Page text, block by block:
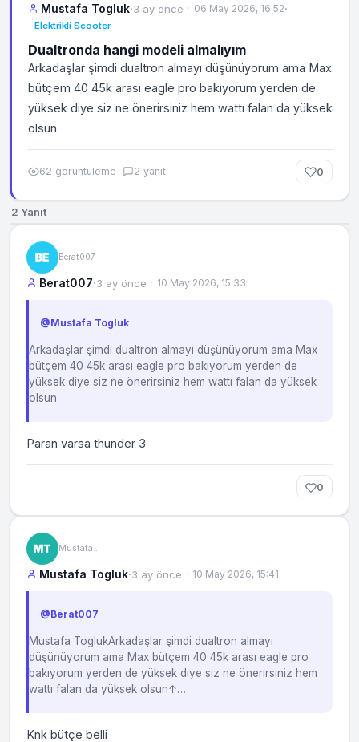
Mustafa Togluk·3 ay önce 06 May 2026, 16:52·
Elektrikli Scooter
Dualtronda hangi modeli almalıyım
Arkadaşlar şimdi dualtron almayı düşünüyorum ama Max
bütçem 40 45k arası eagle pro bakıyorum yerden de
yüksek diye siz ne önerirsiniz hem wattı falan da yüksek
olsun
62 görüntüleme 2 yanıt 0
2 Yanıt
Berat007
Berat007·3 ay önce 10 May 2026, 15:33
Mustafa Togluk
Arkadaşlar şimdi dualtron almayı düşünüyorum ama Max
bütçem 40 45k arası eagle pro bakıyorum yerden de
yüksek diye siz ne önerirsiniz hem wattı falan da yüksek
olsun
Paran varsa thunder 3
0
Mustafa Togluk
Mustafa Togluk·3 ay önce 10 May 2026, 15:41
Berat007
Mustafa ToglukArkadaşlar şimdi dualtron almayı
düşünüyorum ama Max bütçem 40 45k arası eagle pro
bakıyorum yerden de yüksek diye siz ne önerirsiniz hem
wattı falan da yüksek olsun↑…
Knk bütçe belli